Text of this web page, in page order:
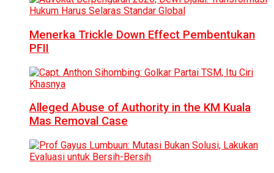
Menerka Trickle Down Effect Pembentukan
PFII
Alleged Abuse of Authority in the KM Kuala
Mas Removal Case